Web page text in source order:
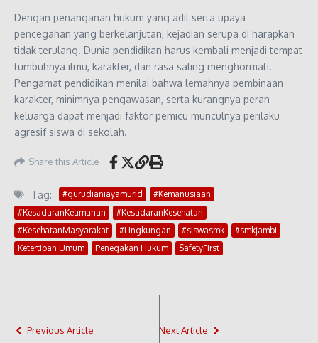
Dengan penanganan hukum yang adil serta upaya
pencegahan yang berkelanjutan, kejadian serupa di harapkan
tidak terulang. Dunia pendidikan harus kembali menjadi tempat
tumbuhnya ilmu, karakter, dan rasa saling menghormati.
Pengamat pendidikan menilai bahwa lemahnya pembinaan
karakter, minimnya pengawasan, serta kurangnya peran
keluarga dapat menjadi faktor pemicu munculnya perilaku
agresif siswa di sekolah.
Share this Article
Tag: #gurudianiayamurid
#Kemanusiaan
#KesadaranKeamanan
#KesadaranKesehatan
#KesehatanMasyarakat
#Lingkungan #siswasmk
#smkjambi
Ketertiban Umum
Penegakan Hukum SafetyFirst
Previous Article Next Article